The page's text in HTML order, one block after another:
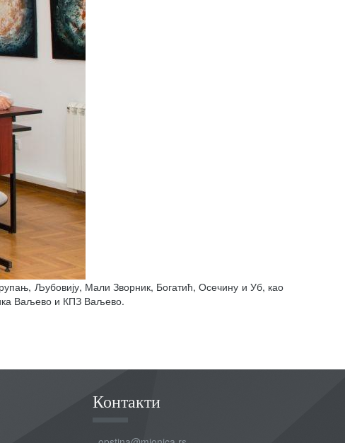
Љубовију, Мали Зворник, Богатић, Осечину и Уб, као
Ваљево и КПЗ Ваљево.
Контакти